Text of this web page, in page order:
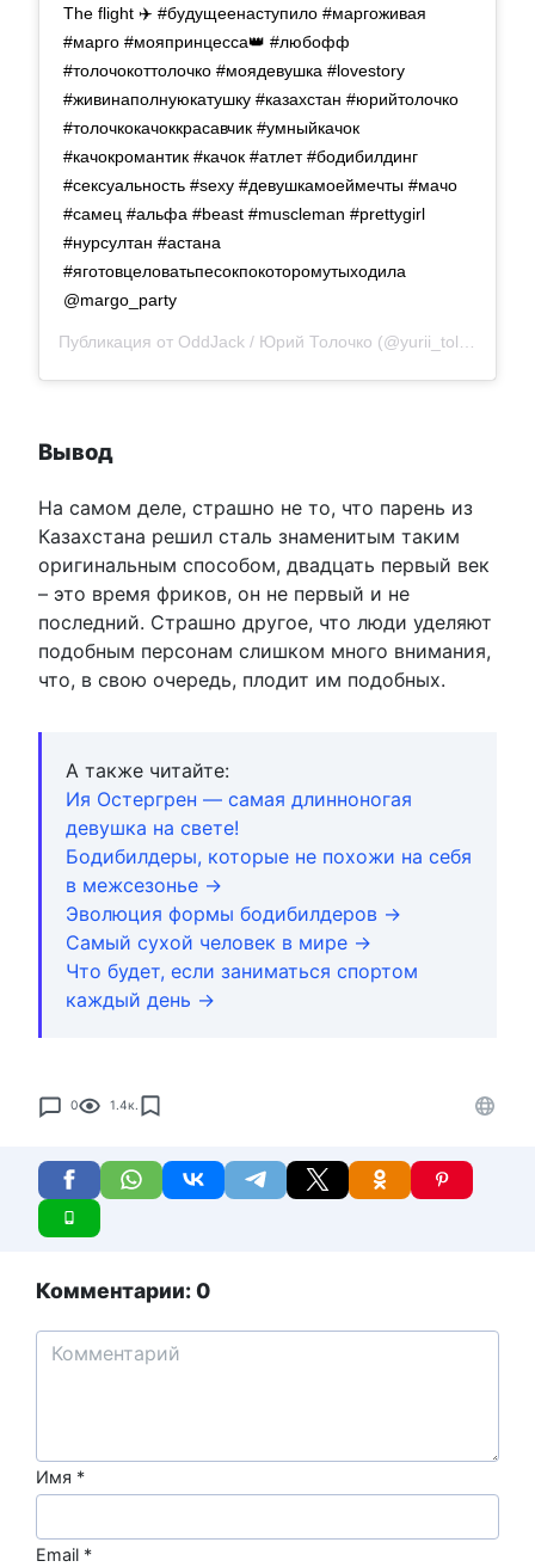
The flight ✈️ #будущеенаступило #маргоживая
#марго #мояпринцесса👑 #любофф
#толочокоттолочко #моядевушка #lovestory
#живинаполнуюкатушку #казахстан #юрийтолочко
#толочкокачоккрасавчик #умныйкачок
#качокромантик #качок #атлет #бодибилдинг
#сексуальность #sexy #девушкамоеймечты #мачо
#самец #альфа #beast #muscleman #prettygirl
#нурсултан #астана
#яготовцеловатьпесокпокоторомутыходила
@margo_party
Публикация от OddJack / Юрий Толочко (@yurii_tolochko)
Вывод
На самом деле, страшно не то, что парень из
Казахстана решил сталь знаменитым таким
оригинальным способом, двадцать первый век
– это время фриков, он не первый и не
последний. Страшно другое, что люди уделяют
подобным персонам слишком много внимания,
что, в свою очередь, плодит им подобных.
А также читайте:
Ия Остергрен — самая длинноногая
девушка на свете!
Бодибилдеры, которые не похожи на себя
в межсезонье →
Эволюция формы бодибилдеров →
Самый сухой человек в мире →
Что будет, если заниматься спортом
каждый день →
0 1.4к.
Комментарии: 0
Имя *
Email *